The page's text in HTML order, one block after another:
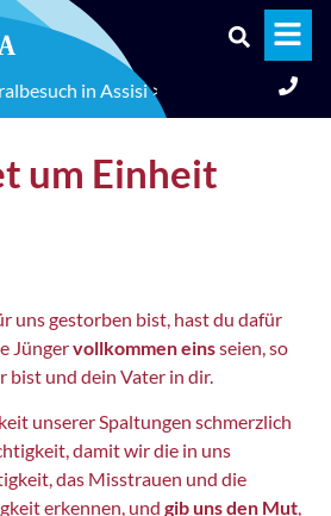
in Assisi >> Begegnung des
um Einheit
uns gestorben bist, hast du dafür
Jüngervollkommen einsseien, so
bist und dein Vater in dir.
unserer Spaltungen schmerzlich
damit wir die in uns
das Misstrauen und die
erkennen, und gib uns den Mut,